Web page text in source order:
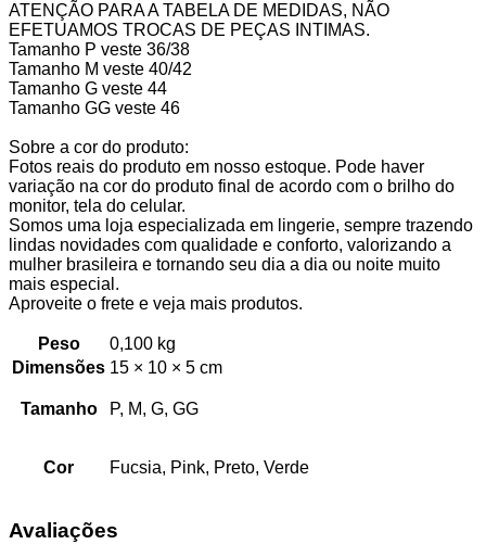
ATENÇÃO PARA A TABELA DE MEDIDAS, NÃO
EFETUAMOS TROCAS DE PEÇAS INTIMAS.
Tamanho P veste 36/38
Tamanho M veste 40/42
Tamanho G veste 44
Tamanho GG veste 46
Sobre a cor do produto:
Fotos reais do produto em nosso estoque. Pode haver
variação na cor do produto final de acordo com o brilho do
monitor, tela do celular.
Somos uma loja especializada em lingerie, sempre trazendo
lindas novidades com qualidade e conforto, valorizando a
mulher brasileira e tornando seu dia a dia ou noite muito
mais especial.
Aproveite o frete e veja mais produtos.
Peso
0,100 kg
Dimensões 15 × 10 × 5 cm
Tamanho P, M, G, GG
Cor Fucsia, Pink, Preto, Verde
Avaliações